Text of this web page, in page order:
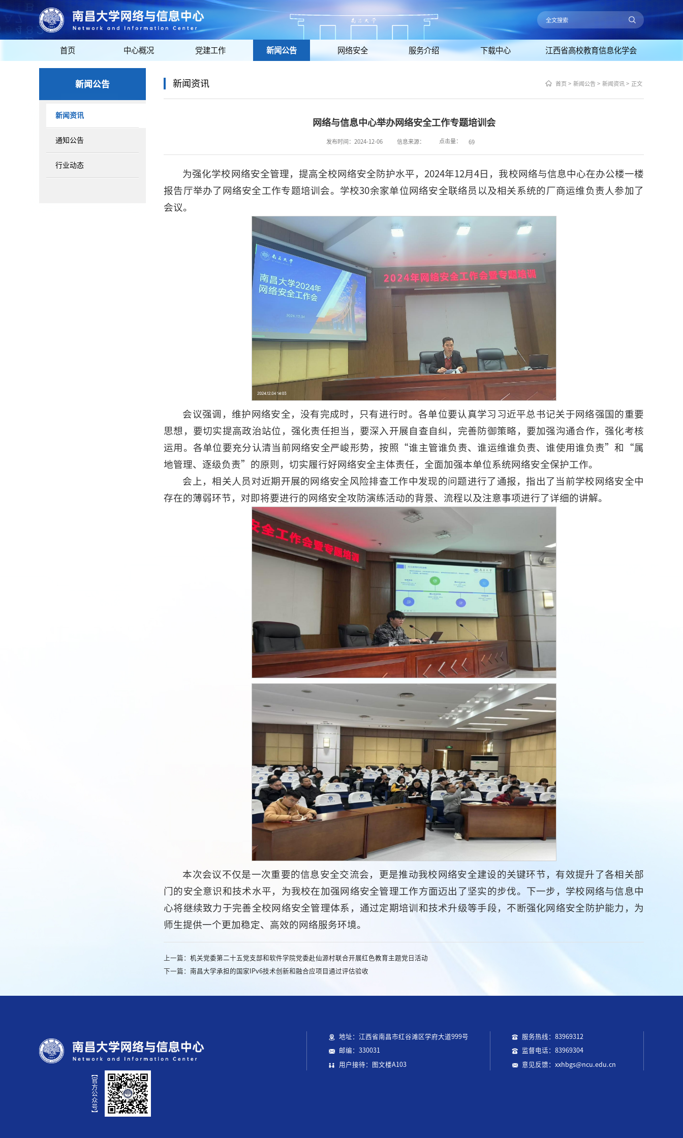
首页 中心概况 党建工作 新闻公告 网络安全 服务介绍 下载中心 江西省高校教育信息化学会
新闻公告
新闻资讯
通知公告
行业动态
新闻资讯 首页 > 新闻公告 > 新闻资讯 > 正文
网络与信息中心举办网络安全工作专题培训会
发布时间：2024-12-06 信息来源： 点击量： 69
为强化学校网络安全管理，提高全校网络安全防护水平，2024年12月4日，我校网络与信息中心在办公楼一楼
报告厅举办了网络安全工作专题培训会。学校30余家单位网络安全联络员以及相关系统的厂商运维负责人参加了
会议。
会议强调，维护网络安全，没有完成时，只有进行时。各单位要认真学习习近平总书记关于网络强国的重要
思想，要切实提高政治站位，强化责任担当，要深入开展自查自纠，完善防御策略，要加强沟通合作，强化考核
运用。各单位要充分认清当前网络安全严峻形势，按照“谁主管谁负责、谁运维谁负责、谁使用谁负责”和“属
地管理、逐级负责”的原则，切实履行好网络安全主体责任，全面加强本单位系统网络安全保护工作。
会上，相关人员对近期开展的网络安全风险排查工作中发现的问题进行了通报，指出了当前学校网络安全中
存在的薄弱环节，对即将要进行的网络安全攻防演练活动的背景、流程以及注意事项进行了详细的讲解。
本次会议不仅是一次重要的信息安全交流会，更是推动我校网络安全建设的关键环节，有效提升了各相关部
门的安全意识和技术水平，为我校在加强网络安全管理工作方面迈出了坚实的步伐。下一步，学校网络与信息中
心将继续致力于完善全校网络安全管理体系，通过定期培训和技术升级等手段，不断强化网络安全防护能力，为
师生提供一个更加稳定、高效的网络服务环境。
上一篇： 机关党委第二十五党支部和软件学院党委赴仙源村联合开展红色教育主题党日活动
下一篇： 南昌大学承担的国家IPv6技术创新和融合应项目通过评估验收
地址：江西省南昌市红谷滩区学府大道999号
邮编：330031
用户接待：图文楼A103
服务热线：83969312
监督电话：83969304
意见反馈：xxhbgs@ncu.edu.cn
【官方公众号】